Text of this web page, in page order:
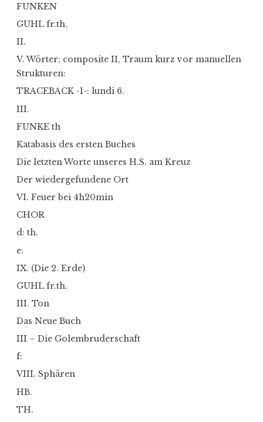
FUNKEN
GUHL fr.th.
II.
V. Wörter; composite II, Traum kurz vor manuellen
Strukturen:
TRACEBACK -1-: lundi 6.
III.
FUNKE th
Katabasis des ersten Buches
Die letzten Worte unseres H.S. am Kreuz
Der wiedergefundene Ort
VI. Feuer bei 4h20min
CHOR
d: th.
e:
IX. (Die 2. Erde)
GUHL fr.th.
III. Ton
Das Neue Buch
III – Die Golembruderschaft
f:
VIII. Sphären
HB.
TH.